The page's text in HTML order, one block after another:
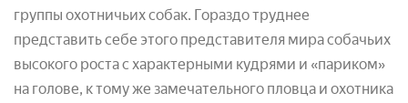
группы охотничьих собак. Гораздо труднее
представить себе этого представителя мира собачьих
высокого роста с характерными кудрями и «париком»
на голове, к тому же замечательного пловца и охотника